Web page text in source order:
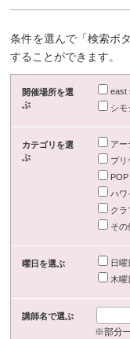
条件を選んで「検索ボ
することができます。
開催場所を選
ぶ
east
シモ
カテゴリを選
ぶ
アー
プリ
POP
ハワ
クラ
その
曜日を選ぶ 日曜
木曜
講師名で選ぶ
※部分